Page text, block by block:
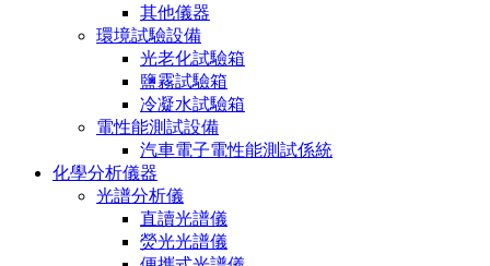
其他儀器
環境試驗設備
光老化試驗箱
鹽霧試驗箱
冷凝水試驗箱
電性能測試設備
汽車電子電性能測試係統
化學分析儀器
光譜分析儀
直讀光譜儀
熒光光譜儀